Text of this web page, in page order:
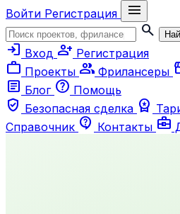
Войти Регистрация
menu
search
login Вход person_add Регистрация
work Проекты group Фрилансеры
article Блог help Помощь
verified_user Безопасная сделка workspace_premium
Справочник contact_support Контакты business_center